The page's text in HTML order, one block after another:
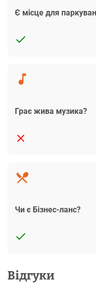
Є місце для
Грає жива музика?
Чи є Бізнес-ланс?
Відгуки